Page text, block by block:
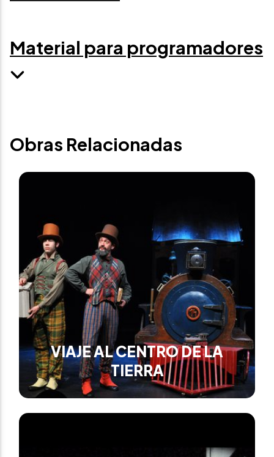
Material para programadores
Obras Relacionadas
VIAJE AL CENTRO DE LA
TIERRA